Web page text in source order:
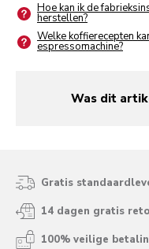
Hoe kan ik de
herstellen?
Welke koffierecepten
espressomachine?
Was dit
yes
no
Gratis
14 dagen gratis
100% veilige